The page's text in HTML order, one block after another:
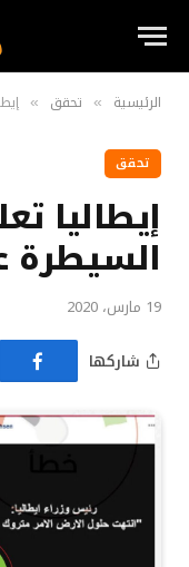
الرئيسية » تحقق »
تحقق
إيطاليا
السيطرة
19 مارس، 2020
شاركها